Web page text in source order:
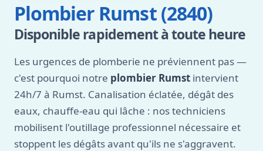
Plombier Rumst (2840)
Disponible rapidement à toute heure
Les urgences de plomberie ne préviennent pas —
c'est pourquoi notre plombier Rumst intervient
24h/7 à Rumst. Canalisation éclatée, dégât des
eaux, chauffe-eau qui lâche : nos techniciens
mobilisent l'outillage professionnel nécessaire et
stoppent les dégâts avant qu'ils ne s'aggravent.